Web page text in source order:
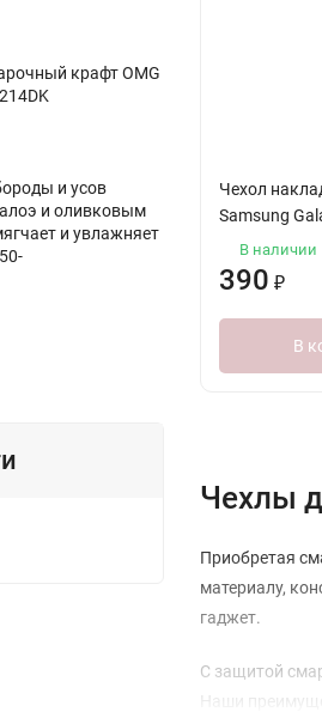
крафт OMG
и усов
алоэ и оливковым
и увлажняет
Чехол
Samsung
В наличии
390 ₽
В
Чехлы
Приобретая
материалу,
гаджет.
С защитой
Наши